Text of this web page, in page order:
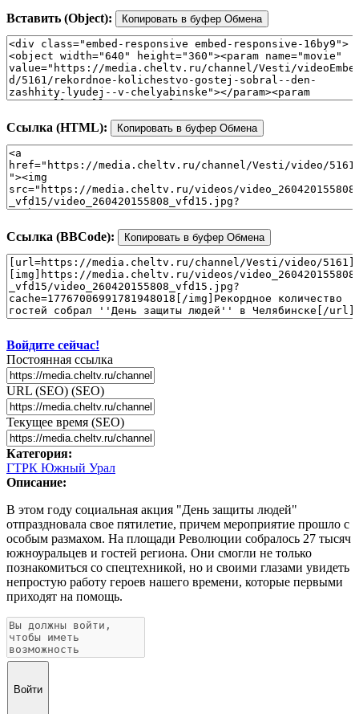
Вставить (Object): Копировать в буфер Обмена
Ссылка (HTML): Копировать в буфер Обмена
Ссылка (BBCode): Копировать в буфер Обмена
Войдите сейчас!
Постоянная ссылка
URL (SEO) (SEO)
Текущее время (SEO)
Категория:
ГТРК Южный Урал
Описание:
В этом году социальная акция "День защиты людей"
отпраздновала свое пятилетие, причем мероприятие прошло с
особым размахом. На площади Революции собралось 27 тысяч
южноуральцев и гостей региона. Они смогли не только
познакомиться со спецтехникой, но и своими глазами увидеть
непростую работу героев нашего времени, которые первыми
приходят на помощь.
Войти